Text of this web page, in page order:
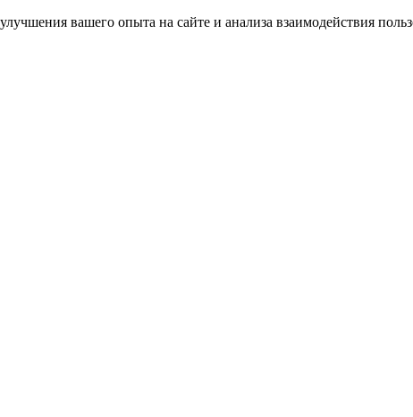
вашего опыта на сайте и анализа взаимодействия